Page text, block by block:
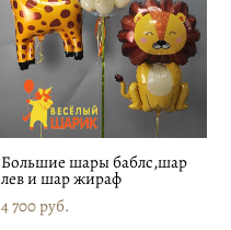
Большие шары баблс,шар
лев и шар жираф
4 700 pуб.